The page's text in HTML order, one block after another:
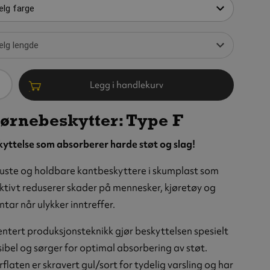
F, PU,
Legg i handlekurv
Type F
som absorberer harde støt og slag!
og holdbare kantbeskyttere i skumplast som
reduserer skader på mennesker, kjøretøy og
når ulykker inntreffer.
produksjonsteknikk gjør beskyttelsen spesielt
og sørger for optimal absorbering av støt.
er skravert gul/sort for tydelig varsling og har